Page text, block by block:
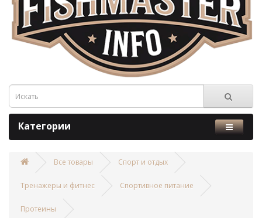
Категории
Все товары Спорт и отдых
Тренажеры и фитнес Спортивное питание
Протеины